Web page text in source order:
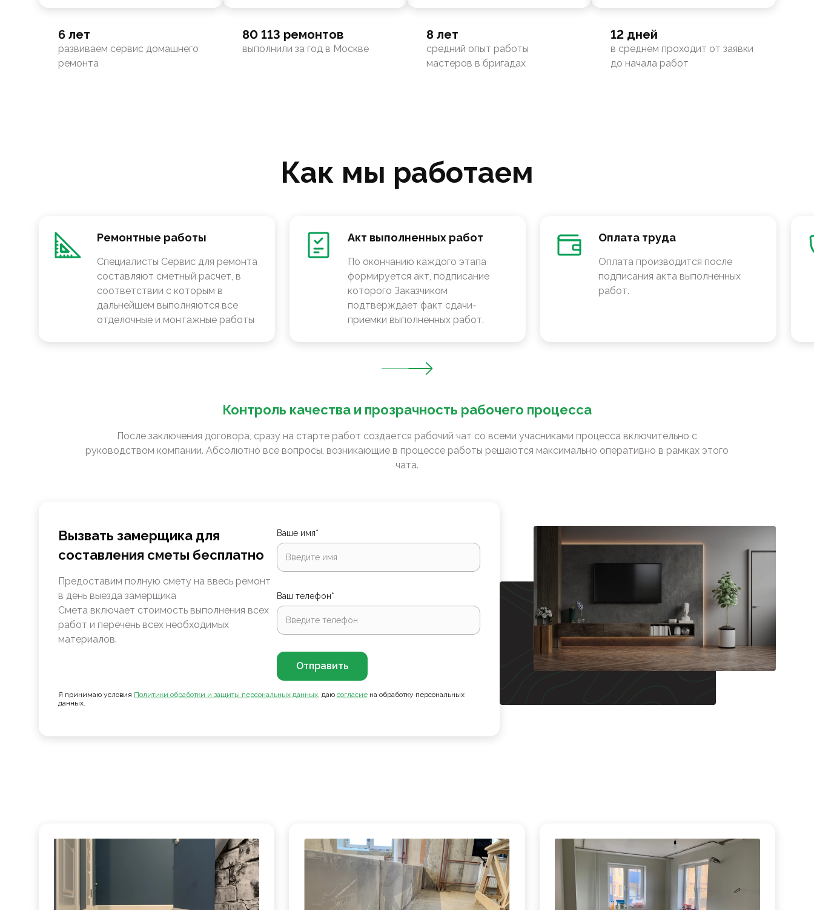
6 лет
развиваем сервис домашнего
ремонта
80 113 ремонтов
выполнили за год в Москве
8 лет
средний опыт работы
мастеров в бригадах
12 дней
в среднем проходит от заявки
до начала работ
Как мы работаем
Ремонтные работы
Специалисты Сервис для ремонта
составляют сметный расчет, в
соответствии с которым в
дальнейшем выполняются все
отделочные и монтажные работы
Акт выполненных работ
По окончанию каждого этапа
формируется акт, подписание
которого Заказчиком
подтверждает факт сдачи-
приемки выполненных работ.
Оплата труда
Оплата производится после
подписания акта выполненных
работ.
Контроль качества и прозрачность рабочего процесса
После заключения договора, сразу на старте работ создается рабочий чат со всеми учасниками процесса включительно с
руководством компании. Абсолютно все вопросы, возникающие в процессе работы решаются максимально оперативно в рамках этого
чата.
Вызвать замерщика для
составления сметы бесплатно
Предоставим полную смету на ввесь ремонт
в день выезда замерщика
Смета включает стоимость выполнения всех
работ и перечень всех необходимых
материалов.
Ваше имя*
Ваш телефон*
Отправить
Я принимаю условия Политики обработки и защиты персональных данных, даю согласие на обработку персональных
данных.